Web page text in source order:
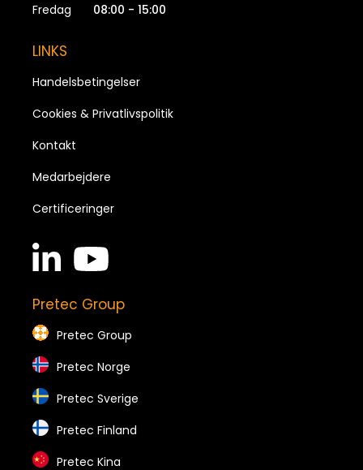
Fredag
08:00 - 15:00
LINKS
Handelsbetingelser
Cookies & Privatlivspolitik
Kontakt
Medarbejdere
Certificeringer
linkedin
in
Pretec Group
Pretec Group
Pretec Norge
Pretec Sverige
Pretec Finland
Pretec Kina